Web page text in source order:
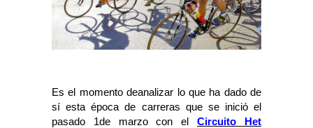
Es el momento deanalizar lo que ha dado de
sí esta época de carreras que se inició el
pasado 1de marzo con el Circuito Het